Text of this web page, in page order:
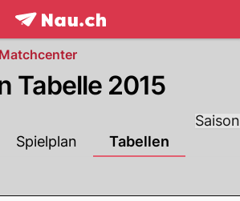
frontpage.NAU.ch
Matchcenter
Tabelle 2015
Saison
Spielplan Tabellen